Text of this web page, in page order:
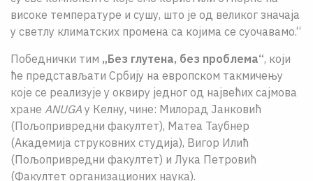
високе температуре и сушу, што је од великог значаја
у светлу климатских промена са којима се суочавамо.“
Победнички тим „Без глутена, без проблема“, који
ће представљати Србију на европском такмичењу
које се реализује у оквиру једног од највећих сајмова
хране ANUGA у Келну, чине: Милорад Јанковић
(Пољопривредни факултет), Матеа Таубнер
(Академија струковних студија), Вигор Илић
(Пољопривредни факултет) и Лука Петровић
(Факултет организационих наука).